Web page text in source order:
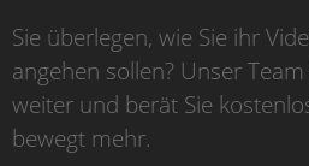
Sie überlegen, wie Sie ihr
angehen sollen? Unser
weiter und berät Sie
bewegt mehr.